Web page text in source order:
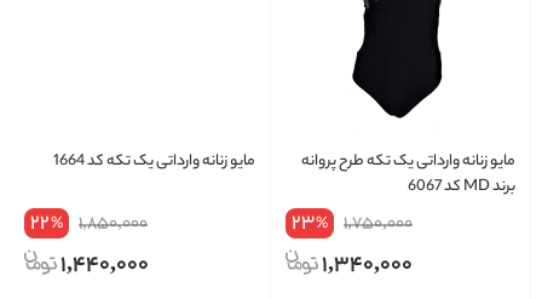
مایو زنانه وارداتی یک تکه طرح پروانه
برند MD کد 6067
1,750,000
23%
1,340,000
مایو زنانه وارداتی یک تکه کد 1664
1,850,000
22%
1,440,000